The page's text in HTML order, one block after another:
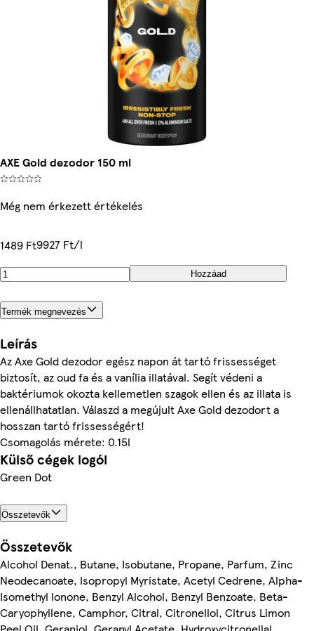
AXE Gold dezodor 150 ml
Még nem érkezett értékelés
1489 Ft9927 Ft/l
Hozzáad
Termék megnevezés
Leírás
Az Axe Gold dezodor egész napon át tartó frissességet
biztosít, az oud fa és a vanília illatával. Segít védeni a
baktériumok okozta kellemetlen szagok ellen és az illata is
ellenállhatatlan. Válaszd a megújult Axe Gold dezodort a
hosszan tartó frissességért!
Csomagolás mérete: 0.15l
Külső cégek logói
Green Dot
Összetevők
Összetevők
Alcohol Denat., Butane, Isobutane, Propane, Parfum, Zinc
Neodecanoate, Isopropyl Myristate, Acetyl Cedrene, Alpha-
Isomethyl Ionone, Benzyl Alcohol, Benzyl Benzoate, Beta-
Caryophyllene, Camphor, Citral, Citronellol, Citrus Limon